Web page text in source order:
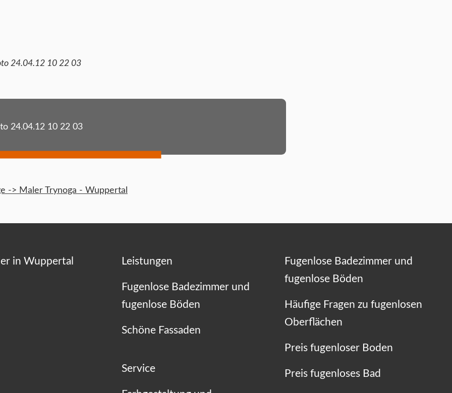
24.04.12 10 22 03
24.04.12 10 22 03
-> Maler Trynoga - Wuppertal
in Wuppertal Leistungen
Fugenlose Badezimmer und
fugenlose Böden
Schöne Fassaden
Service
Fugenlose Badezimmer und
fugenlose Böden
Häufige Fragen zu fugenlosen
Oberflächen
Preis fugenloser Boden
Preis fugenloses Bad